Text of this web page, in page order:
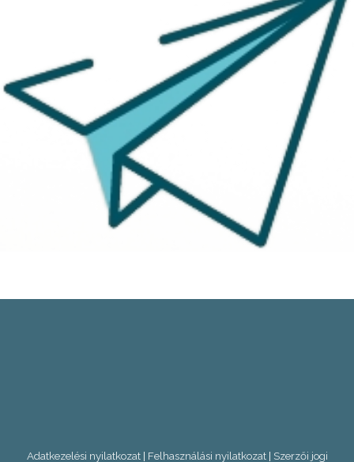
Adatkezelési nyilatkozat | Felhasználási nyilatkozat | Szerzői jogi